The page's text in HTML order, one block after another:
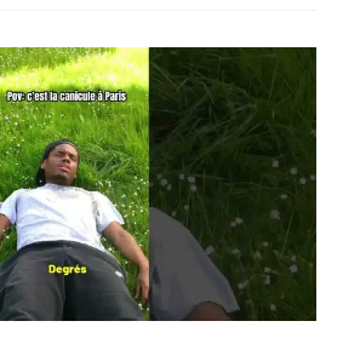
Le
Chêne
Pluricentenaire
De
Saint-
Maur-
Des-
Fossés.